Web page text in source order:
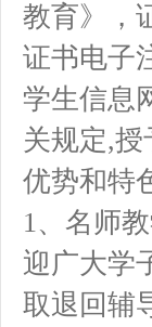
教育》，
证书电子
学生信息
关规定,授
优势和特
1、名师
迎广大学
取退回辅